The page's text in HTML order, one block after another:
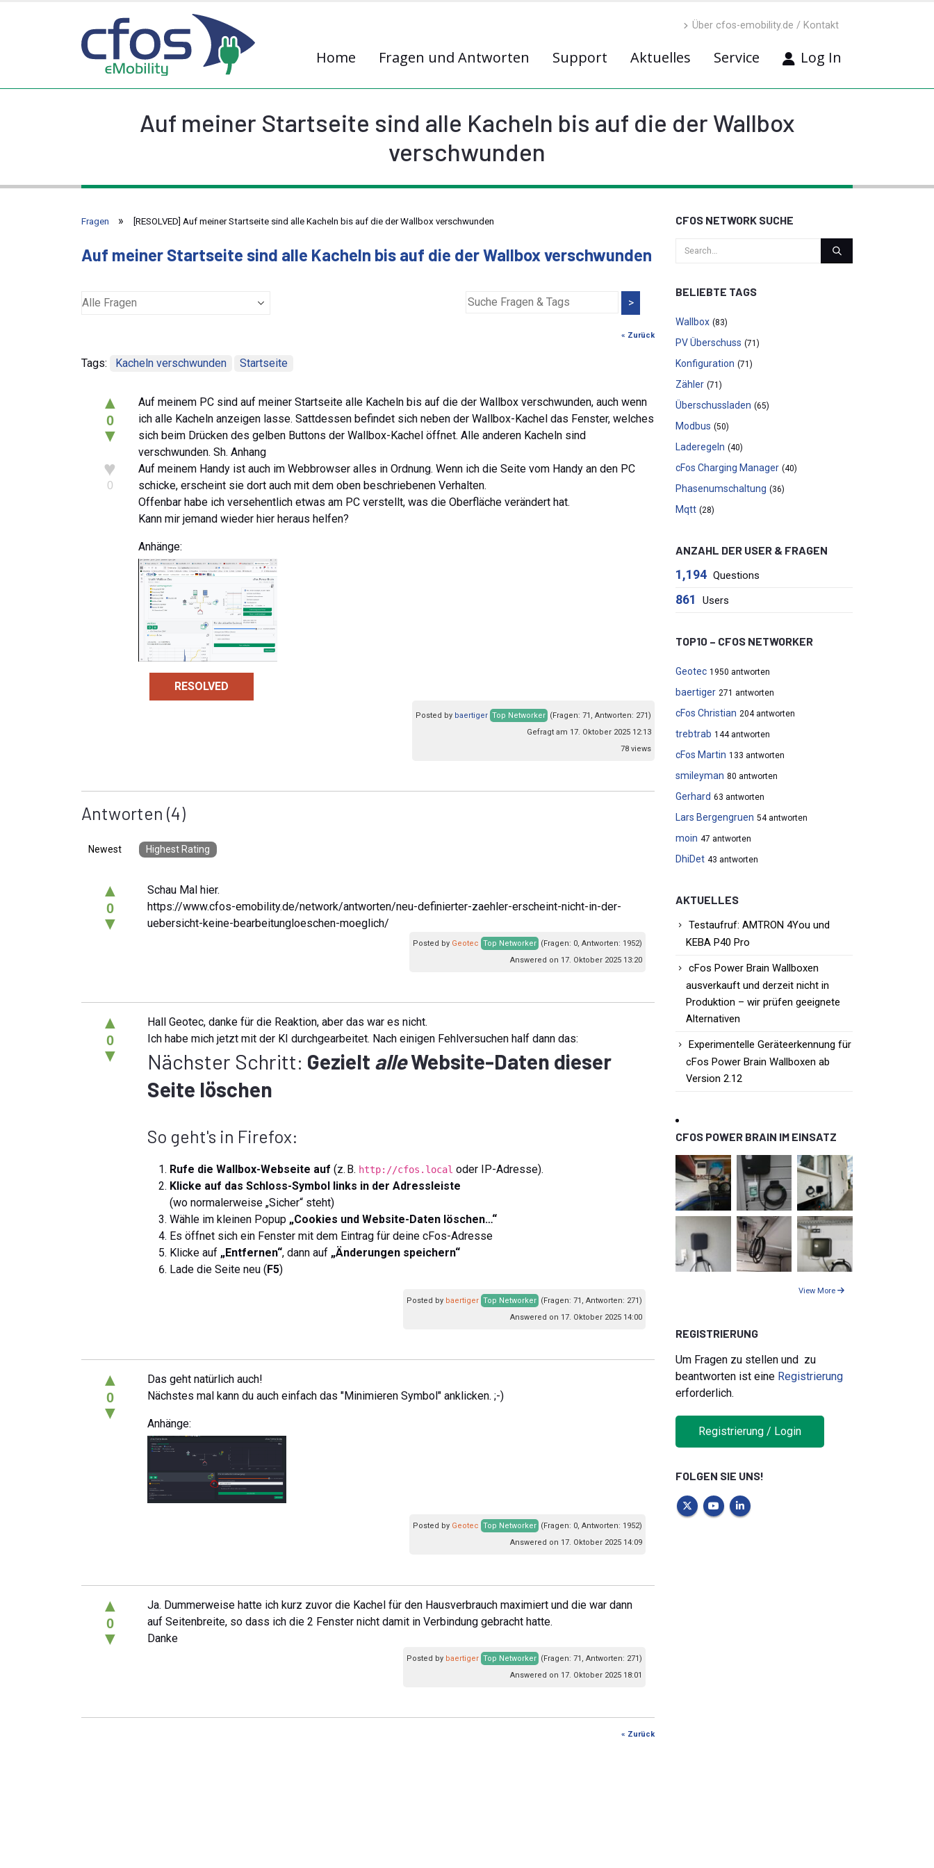
Über cfos-emobility.de / Kontakt
Home Fragen und Antworten Support Aktuelles Service Log In
Auf meiner Startseite sind alle Kacheln bis auf die der Wallbox
verschwunden
Fragen [RESOLVED] Auf meiner Startseite sind alle Kacheln bis auf die der Wallbox verschwunden
Auf meiner Startseite sind alle Kacheln bis auf die der Wallbox verschwunden
>
« Zurück
Tags: Kacheln verschwunden Startseite
▲
0
▼
♥
0
Auf meinem PC sind auf meiner Startseite alle Kacheln bis auf die der Wallbox verschwunden, auch wenn
ich alle Kacheln anzeigen lasse. Sattdessen befindet sich neben der Wallbox-Kachel das Fenster, welches
sich beim Drücken des gelben Buttons der Wallbox-Kachel öffnet. Alle anderen Kacheln sind
verschwunden. Sh. Anhang
Auf meinem Handy ist auch im Webbrowser alles in Ordnung. Wenn ich die Seite vom Handy an den PC
schicke, erscheint sie dort auch mit dem oben beschriebenen Verhalten.
Offenbar habe ich versehentlich etwas am PC verstellt, was die Oberfläche verändert hat.
Kann mir jemand wieder hier heraus helfen?
Anhänge:
RESOLVED
Posted by baertiger Top Networker (Fragen: 71, Antworten: 271)
Gefragt am 17. Oktober 2025 12:13
78 views
Antworten (4)
Newest Highest Rating
▲
0
▼
Schau Mal hier.
https://www.cfos-emobility.de/network/antworten/neu-definierter-zaehler-erscheint-nicht-in-der-
uebersicht-keine-bearbeitungloeschen-moeglich/
Posted by Geotec Top Networker (Fragen: 0, Antworten: 1952)
Answered on 17. Oktober 2025 13:20
▲
0
▼
Hall Geotec, danke für die Reaktion, aber das war es nicht.
Ich habe mich jetzt mit der KI durchgearbeitet. Nach einigen Fehlversuchen half dann das:
Nächster Schritt: Gezielt alleWebsite-Daten dieser
Seite löschen
So geht's in Firefox:
Rufe die Wallbox-Webseite auf (z. B. http://cfos.local oder IP-Adresse).
Klicke auf das Schloss-Symbol links in der Adressleiste
(wo normalerweise „Sicher“ steht)
Wähle im kleinen Popup „Cookies und Website-Daten löschen…“
Es öffnet sich ein Fenster mit dem Eintrag für deine cFos-Adresse
Klicke auf „Entfernen“, dann auf „Änderungen speichern“
Lade die Seite neu (F5)
Posted by baertiger Top Networker (Fragen: 71, Antworten: 271)
Answered on 17. Oktober 2025 14:00
▲
0
▼
Das geht natürlich auch!
Nächstes mal kann du auch einfach das "Minimieren Symbol" anklicken. ;-)
Anhänge:
Posted by Geotec Top Networker (Fragen: 0, Antworten: 1952)
Answered on 17. Oktober 2025 14:09
▲
0
▼
Ja. Dummerweise hatte ich kurz zuvor die Kachel für den Hausverbrauch maximiert und die war dann
auf Seitenbreite, so dass ich die 2 Fenster nicht damit in Verbindung gebracht hatte.
Danke
Posted by baertiger Top Networker (Fragen: 71, Antworten: 271)
Answered on 17. Oktober 2025 18:01
« Zurück
CFOS NETWORK SUCHE
BELIEBTE TAGS
Wallbox (83)
PV Überschuss (71)
Konfiguration (71)
Zähler (71)
Überschussladen (65)
Modbus (50)
Laderegeln (40)
cFos Charging Manager (40)
Phasenumschaltung (36)
Mqtt (28)
ANZAHL DER USER & FRAGEN
1,194 Questions
861 Users
TOP10 – CFOS NETWORKER
Geotec 1950 antworten
baertiger 271 antworten
cFos Christian 204 antworten
trebtrab 144 antworten
cFos Martin 133 antworten
smileyman 80 antworten
Gerhard 63 antworten
Lars Bergengruen 54 antworten
moin 47 antworten
DhiDet 43 antworten
AKTUELLES
Testaufruf: AMTRON 4You und
KEBA P40 Pro
cFos Power Brain Wallboxen
ausverkauft und derzeit nicht in
Produktion – wir prüfen geeignete
Alternativen
Experimentelle Geräteerkennung für
cFos Power Brain Wallboxen ab
Version 2.12
CFOS POWER BRAIN IM EINSATZ
View More
REGISTRIERUNG
Um Fragen zu stellen und zu
beantworten ist eine Registrierung
erforderlich.
Registrierung / Login
FOLGEN SIE UNS!